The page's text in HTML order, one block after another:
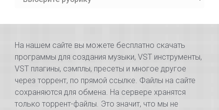
На нашем сайте вы можете бесплатно скачать
программы для создания музыки, VST инструменты,
VST плагины, сэмплы, пресеты и многое другое
через торрент, по прямой ссылке. Файлы на сайте
сохраняются для обмена. На сервере хранятся
только торрент-файлы. Это значит, что мы не